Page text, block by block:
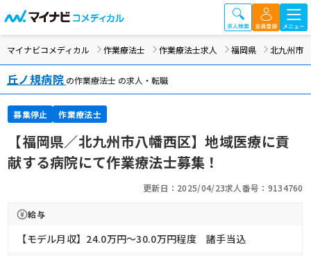
マイナビコメディカル 作業療法士 作業療法士求人 福岡県 北九州市
丘ノ規病院 の作業療法士 の求人・転職
募集停止 作業療法士
【福岡県／北九州市八幡西区】地域医療に貢
献する病院にて作業療法士募集！
更新日：2025/04/23求人番号：9134760
給与
【モデル月収】24.0万円〜30.0万円程度 諸手当込